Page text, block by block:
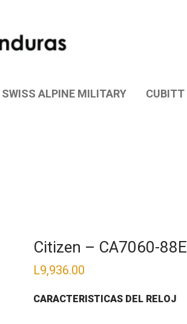
SWISS ALPINE MILITARY CUBITT
Citizen – CA7060-88E
L9,936.00
CARACTERISTICAS DEL RELOJ